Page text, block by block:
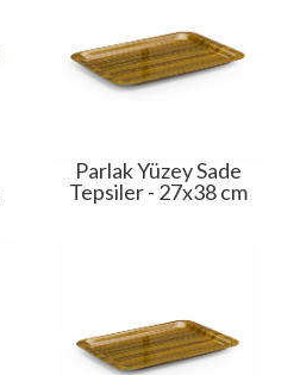
Parlak Yüzey Sade
Tepsiler - 27x38 cm